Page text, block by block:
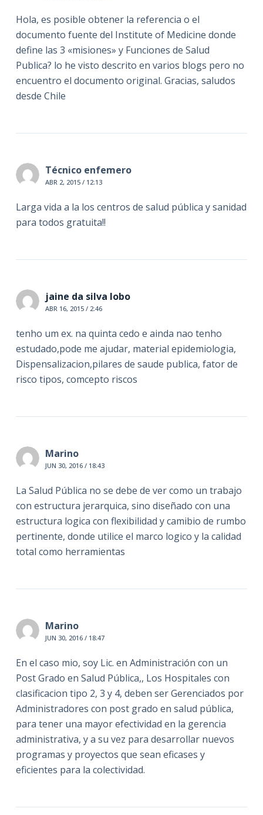
Hola, es posible obtener la referencia o el
documento fuente del Institute of Medicine donde
define las 3 «misiones» y Funciones de Salud
Publica? lo he visto descrito en varios blogs pero no
encuentro el documento original. Gracias, saludos
desde Chile
Técnico enfemero
ABR 2, 2015 / 12:13
Larga vida a la los centros de salud pública y sanidad
para todos gratuita!!
jaine da silva lobo
ABR 16, 2015 / 2:46
tenho um ex. na quinta cedo e ainda nao tenho
estudado,pode me ajudar, material epidemiologia,
Dispensalizacion,pilares de saude publica, fator de
risco tipos, comcepto riscos
Marino
JUN 30, 2016 / 18:43
La Salud Pública no se debe de ver como un trabajo
con estructura jerarquica, sino diseñado con una
estructura logica con flexibilidad y camibio de rumbo
pertinente, donde utilice el marco logico y la calidad
total como herramientas
Marino
JUN 30, 2016 / 18:47
En el caso mio, soy Lic. en Administración con un
Post Grado en Salud Pública,, Los Hospitales con
clasificacion tipo 2, 3 y 4, deben ser Gerenciados por
Administradores con post grado en salud pública,
para tener una mayor efectividad en la gerencia
administrativa, y a su vez para desarrollar nuevos
programas y proyectos que sean eficases y
eficientes para la colectividad.